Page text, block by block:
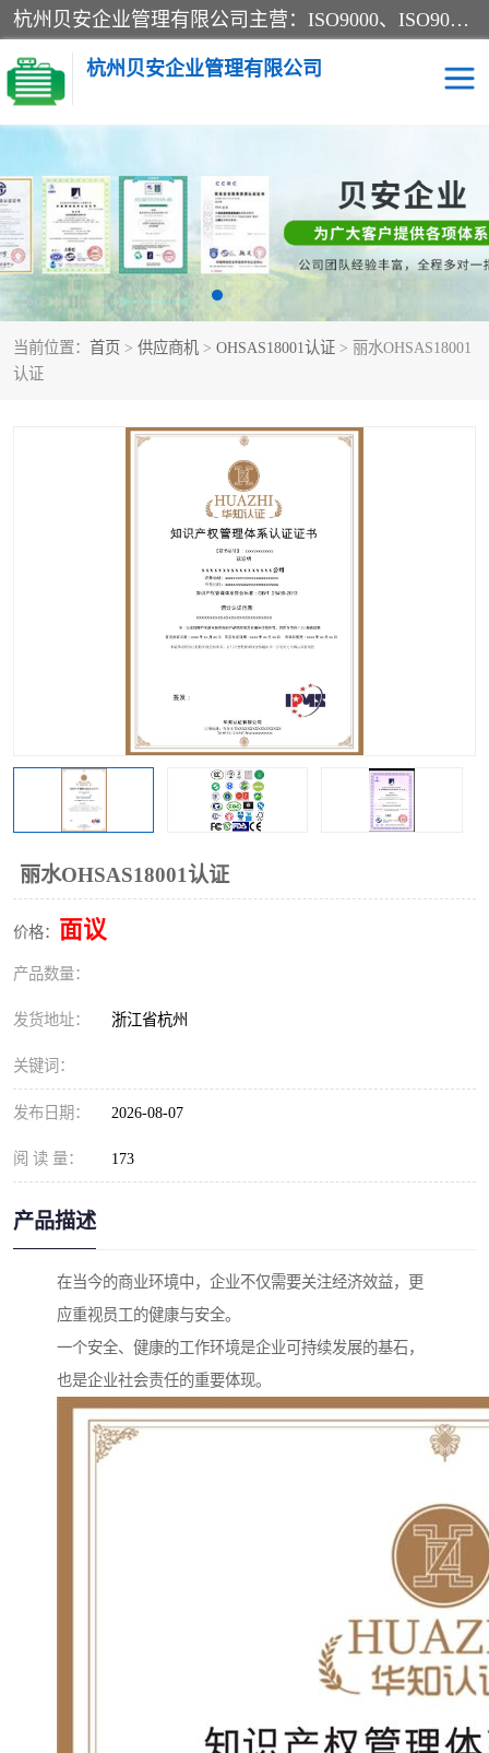
杭州贝安企业管理有限公司主营：ISO9000、ISO9000认证、ISO9001认证、ISO14000认证、ISO14001认证等系列企业认证服务。
杭州贝安企业管理有限公司
当前位置： 首页 > 供应商机 > OHSAS18001认证 > 丽水OHSAS18001
认证
丽水OHSAS18001认证
价格： 面议
产品数量：
发货地址： 浙江省杭州
关键词：
发布日期： 2026-08-07
阅 读 量： 173
产品描述
在当今的商业环境中，企业不仅需要关注经济效益，更
应重视员工的健康与安全。
一个安全、健康的工作环境是企业可持续发展的基石，
也是企业社会责任的重要体现。
CE认证 ISO13485认证
SA认证 CCC认证
OHSAS18001认证
45001认证